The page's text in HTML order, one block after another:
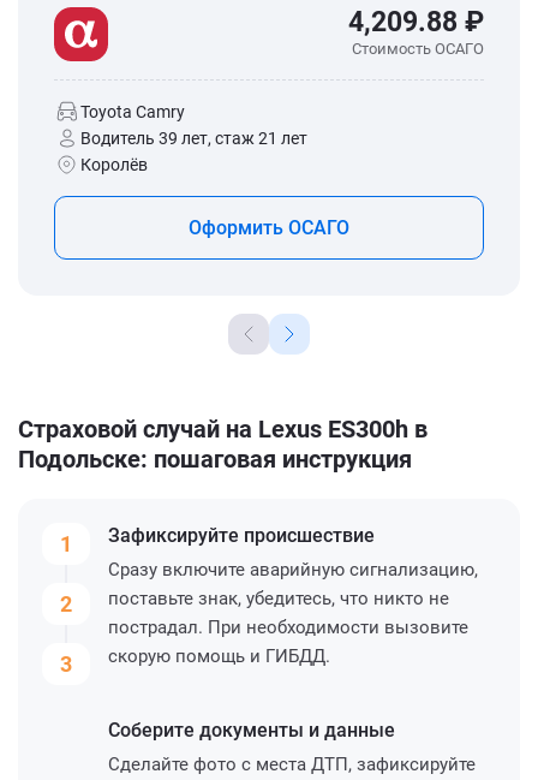
4,209.88 ₽
Стоимость ОСАГО
Toyota Camry
Водитель 39 лет, стаж 21 лет
Королёв
Оформить ОСАГО
Страховой случай на Lexus ES300h в
Подольске: пошаговая инструкция
1
2
3
Зафиксируйте происшествие
Сразу включите аварийную сигнализацию,
поставьте знак, убедитесь, что никто не
пострадал. При необходимости вызовите
скорую помощь и ГИБДД.
Соберите документы и данные
Сделайте фото с места ДТП, зафиксируйте